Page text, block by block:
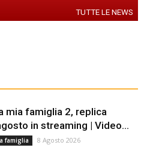
TUTTE LE NEWS
mia famiglia 2, replica
in streaming | Video...
famiglia 8 Agosto 2026